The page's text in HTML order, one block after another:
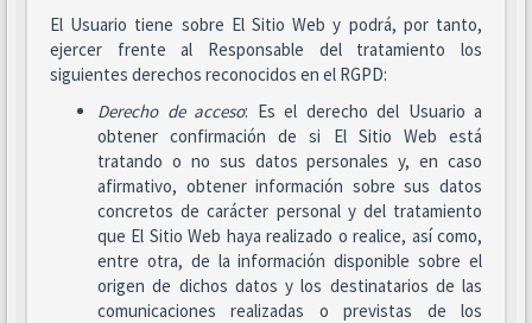
El Usuario tiene sobre El Sitio Web y podrá, por tanto,
ejercer frente al Responsable del tratamiento los
siguientes derechos reconocidos en el RGPD:
Derecho de acceso: Es el derecho del Usuario a
obtener confirmación de si El Sitio Web está
tratando o no sus datos personales y, en caso
afirmativo, obtener información sobre sus datos
concretos de carácter personal y del tratamiento
que El Sitio Web haya realizado o realice, así como,
entre otra, de la información disponible sobre el
origen de dichos datos y los destinatarios de las
comunicaciones realizadas o previstas de los